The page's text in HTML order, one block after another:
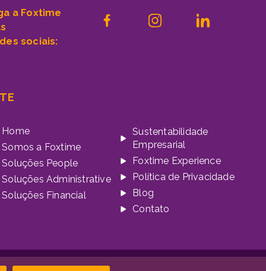
a Foxtime
sociais:
Home
Somos a Foxtime
Soluções People
Soluções Administrative
Soluções Financial
Sustentabilidade
Empresarial
Foxtime Experience
Política de Privacidade
Blog
Contato
da Marca